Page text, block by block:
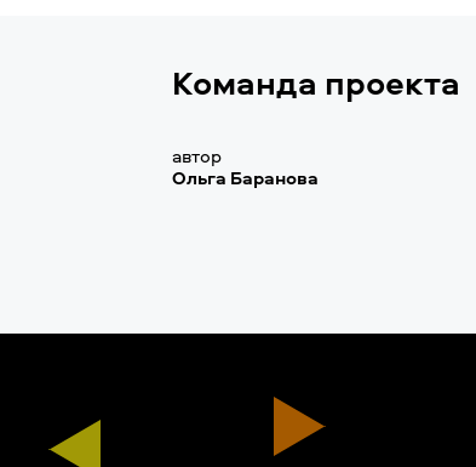
Команда проекта
автор
Ольга Баранова